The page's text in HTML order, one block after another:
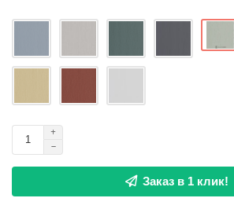
Заказ в 1 клик!